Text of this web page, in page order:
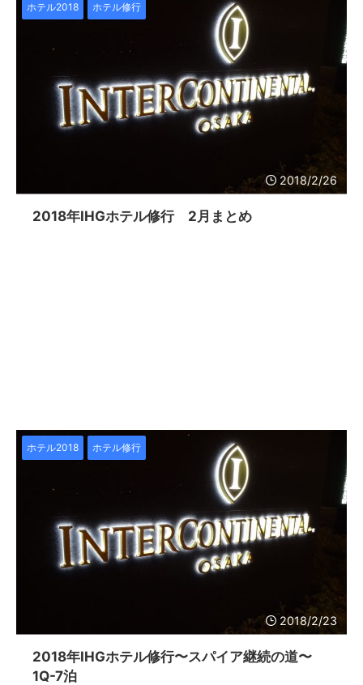
2018/2/26
ホテル2018 ホテル修行
2018年IHGホテル修行 2月まとめ
2018/2/23
ホテル2018 ホテル修行
2018年IHGホテル修行〜スパイア継続の道〜
1Q-7泊